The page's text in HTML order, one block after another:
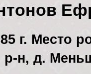
г. Место
р-н, д.